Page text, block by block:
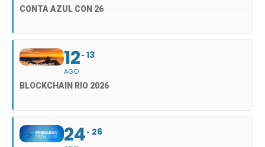
CONTA AZUL CON 26
12
AGO
13
BLOCKCHAIN RIO 2026
24 26